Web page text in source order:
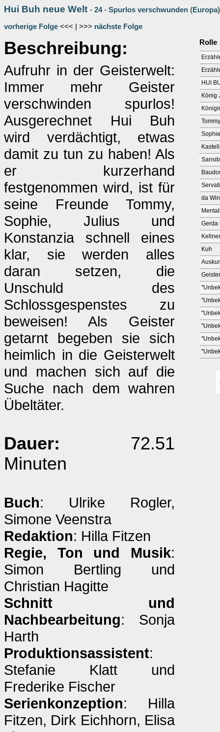
Hui Buh neue Welt - 24- Spurlos verschwunden (Europa)
vorherige Folge <<< | >>> nächste Folge
Beschreibung:
Aufruhr in der Geisterwelt:
Immer mehr Geister
verschwinden spurlos!
Ausgerechnet Hui Buh
wird verdächtigt, etwas
damit zu tun zu haben! Als
er kurzerhand
festgenommen wird, ist für
seine Freunde Tommy,
Sophie, Julius und
Konstanzia schnell eines
klar, sie werden alles
daran setzen, die
Unschuld des
Schlossgespenstes zu
beweisen! Als Geister
getarnt begeben sie sich
heimlich in die Geisterwelt
und machen sich auf die
Suche nach dem wahren
Übeltäter.
Dauer: 72.51
Minuten
Buch: Ulrike Rogler,
Simone Veenstra
Redaktion: Hilla Fitzen
Regie, Ton und Musik:
Simon Bertling und
Christian Hagitte
Schnitt und
Nachbearbeitung: Sonja
Harth
Produktionsassistent:
Stefanie Klatt und
Frederike Fischer
Serienkonzeption: Hilla
Fitzen, Dirk Eichhorn, Elisa
Rolle
HUI
König
Tommy
Sophie
da
Gerda
Kuh